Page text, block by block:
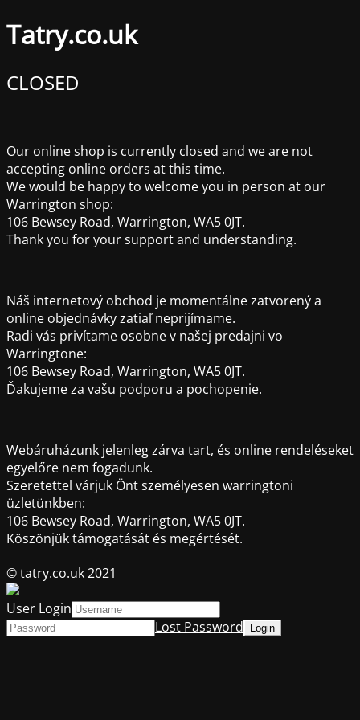
Tatry.co.uk
CLOSED
Our online shop is currently closed and we are not
accepting online orders at this time.
We would be happy to welcome you in person at our
Warrington shop:
106 Bewsey Road, Warrington, WA5 0JT.
Thank you for your support and understanding.
Náš internetový obchod je momentálne zatvorený a
online objednávky zatiaľ neprijímame.
Radi vás privítame osobne v našej predajni vo
Warringtone:
106 Bewsey Road, Warrington, WA5 0JT.
Ďakujeme za vašu podporu a pochopenie.
Webáruházunk jelenleg zárva tart, és online rendeléseket
egyelőre nem fogadunk.
Szeretettel várjuk Önt személyesen warringtoni
üzletünkben:
106 Bewsey Road, Warrington, WA5 0JT.
Köszönjük támogatását és megértését.
© tatry.co.uk 2021
User Login
Lost Password